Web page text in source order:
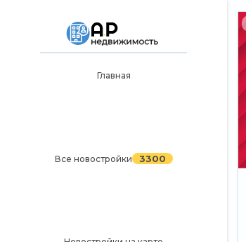
Главная
Все новостройки 3300